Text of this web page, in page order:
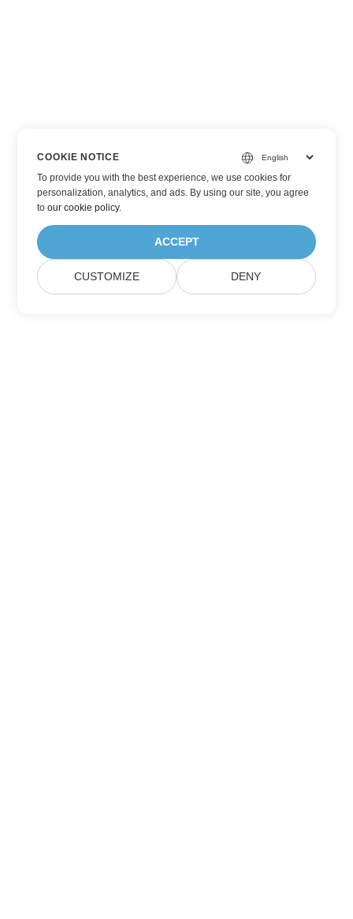
COOKIE NOTICE
To provide you with the best experience, we use cookies for
personalization, analytics, and ads. By using our site, you agree
toour cookie policy.
ACCEPT
CUSTOMIZE DENY